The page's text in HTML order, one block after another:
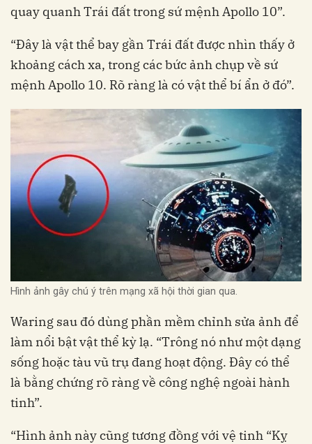
quay quanh Trái đất trong sứ mệnh Apollo 10”.
“Đây là vật thể bay gần Trái đất được nhìn thấy ở
khoảng cách xa, trong các bức ảnh chụp về sứ
mệnh Apollo 10. Rõ ràng là có vật thể bí ẩn ở đó”.
Hình ảnh gây chú ý trên mạng xã hội thời gian qua.
Waring sau đó dùng phần mềm chỉnh sửa ảnh để
làm nổi bật vật thể kỳ lạ. “Trông nó như một dạng
sống hoặc tàu vũ trụ đang hoạt động. Đây có thể
là bằng chứng rõ ràng về công nghệ ngoài hành
tinh”.
“Hình ảnh này cũng tương đồng với vệ tinh “Kỵ